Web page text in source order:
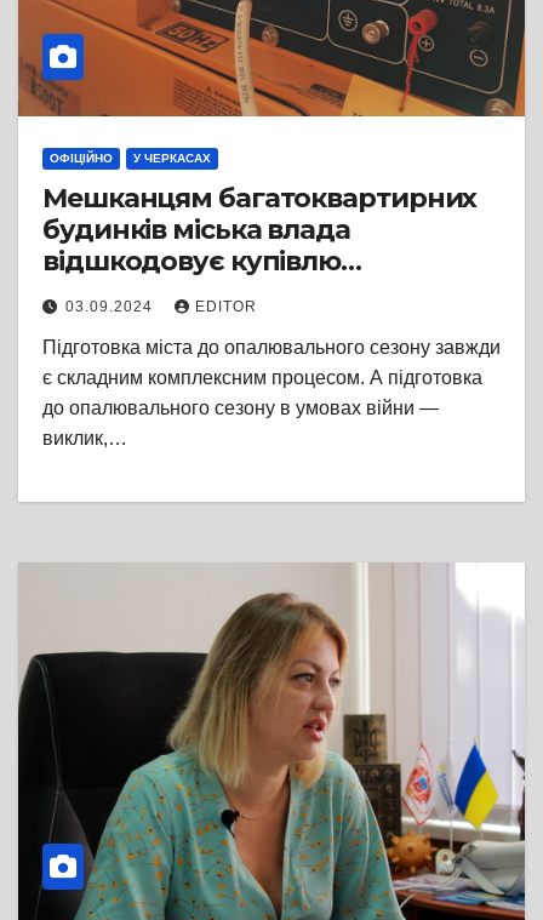
ОФІЦІЙНО У ЧЕРКАСАХ
Мешканцям багатоквартирних
будинків міська влада
відшкодовує купівлю
генераторів, що
забезпечуватимуть узимку
роботу систем опалення
03.09.2024 EDITOR
Підготовка міста до опалювального сезону завжди
є складним комплексним процесом. А підготовка
до опалювального сезону в умовах війни —
виклик,…